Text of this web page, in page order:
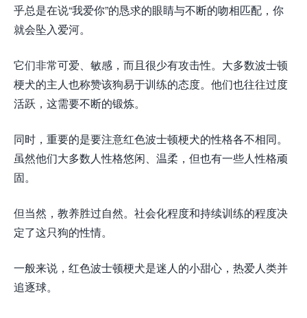
乎总是在说“我爱你”的恳求的眼睛与不断的吻相匹配，你
就会坠入爱河。
它们非常可爱、敏感，而且很少有攻击性。大多数波士顿
梗犬的主人也称赞该狗易于训练的态度。他们也往往过度
活跃，这需要不断的锻炼。
同时，重要的是要注意红色波士顿梗犬的性格各不相同。
虽然他们大多数人性格悠闲、温柔，但也有一些人性格顽
固。
但当然，教养胜过自然。社会化程度和持续训练的程度决
定了这只狗的性情。
一般来说，红色波士顿梗犬是迷人的小甜心，热爱人类并
追逐球。